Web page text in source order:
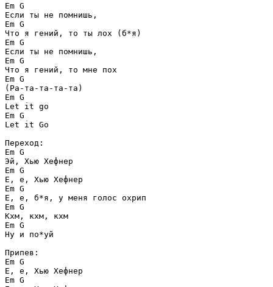
Em G
Если ты не помнишь,
Em G
Что я гений, то ты лох (б*я)
Em G
Если ты не помнишь,
Em G
Что я гений, то мне пох
Em G
(Ра-та-та-та-та)
Em G
Let it go
Em G
Let it Go
Переход:
Em G
Эй, Хью Хефнер
Em G
Е, е, Хью Хефнер
Em G
Е, е, б*я, у меня голос охрип
Em G
Кхм, кхм, кхм
Em G
Ну и по*уй
Припев:
Em G
Е, е, Хью Хефнер
Em G